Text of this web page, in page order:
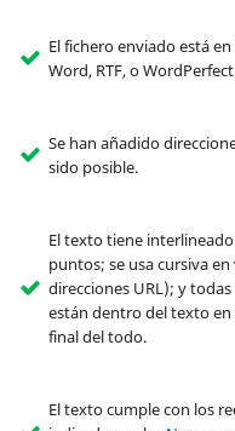
El fichero enviado está
Word, RTF, o
Se han añadido
sido posible.
El texto tiene
puntos; se usa cursiva
direcciones URL); y
están dentro del texto en
final del todo.
El texto cumple con los